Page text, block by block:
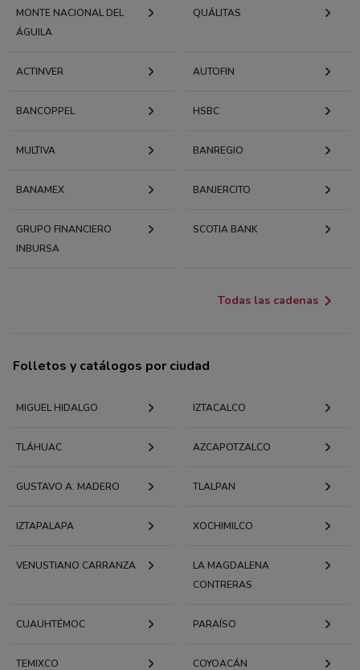
MONTE NACIONAL DEL
ÁGUILA
QUÁLITAS
ACTINVER AUTOFIN
BANCOPPEL HSBC
MULTIVA BANREGIO
BANAMEX BANJERCITO
GRUPO FINANCIERO
INBURSA
SCOTIA BANK
Todas las cadenas
Folletos y catálogos por ciudad
MIGUEL HIDALGO IZTACALCO
TLÁHUAC AZCAPOTZALCO
GUSTAVO A. MADERO TLALPAN
IZTAPALAPA XOCHIMILCO
VENUSTIANO CARRANZA
LA MAGDALENA
CONTRERAS
CUAUHTÉMOC PARAÍSO
TEMIXCO COYOACÁN